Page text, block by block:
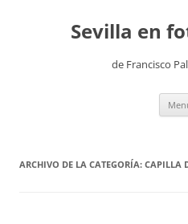
contenidoSevilla en
de Francisco
ARCHIVO DE LA CATEGORÍA: CAPILLA